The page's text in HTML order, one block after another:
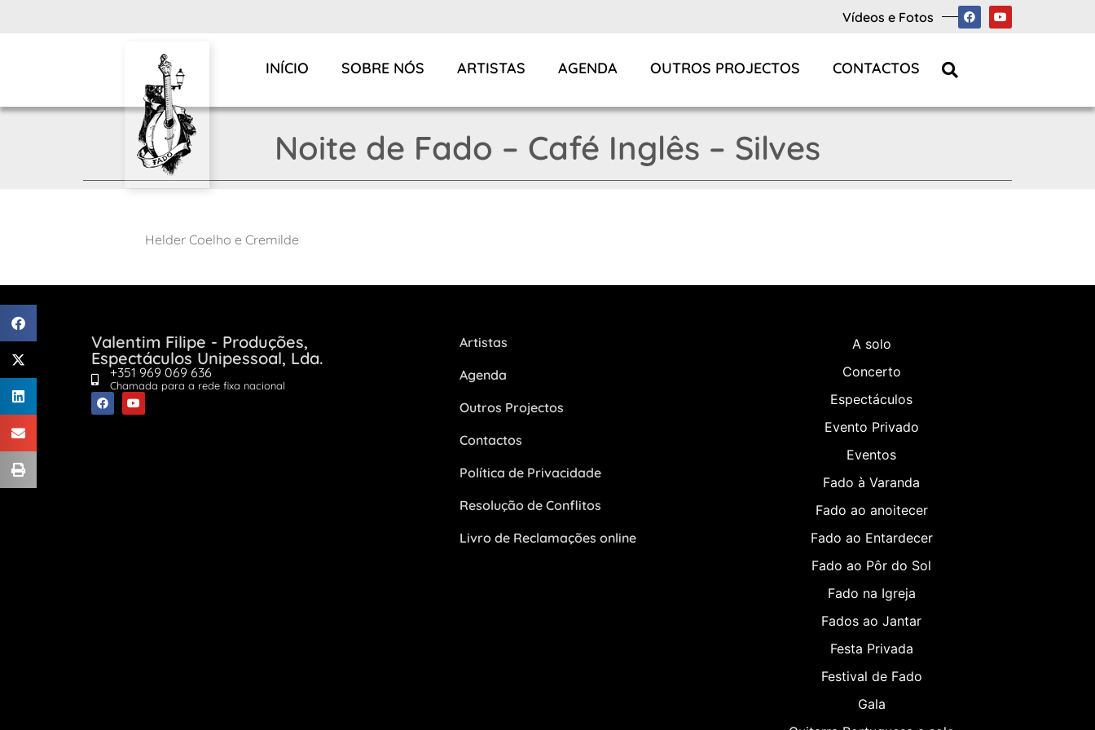
Vídeos e Fotos
INÍCIO SOBRE NÓS ARTISTAS AGENDA OUTROS PROJECTOS CONTACTOS
Noite de Fado – Café Inglês – Silves
Helder Coelho e Cremilde
Valentim Filipe - Produções,
Espectáculos Unipessoal, Lda.
+351 969 069 636
Chamada para a rede fixa nacional
Artistas
Agenda
Outros Projectos
Contactos
Política de Privacidade
Resolução de Conflitos
Livro de Reclamações online
A solo
Concerto
Espectáculos
Evento Privado
Eventos
Fado à Varanda
Fado ao anoitecer
Fado ao Entardecer
Fado ao Pôr do Sol
Fado na Igreja
Fados ao Jantar
Festa Privada
Festival de Fado
Gala